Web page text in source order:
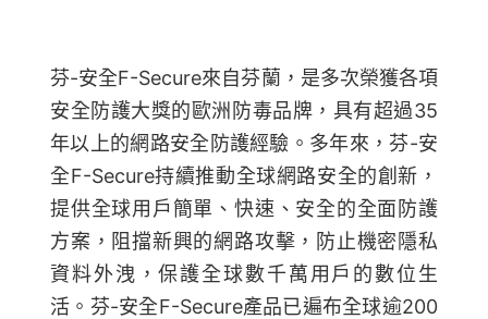
芬-安全F-Secure來自芬蘭，是多次榮獲各項
安全防護大獎的歐洲防毒品牌，具有超過35
年以上的網路安全防護經驗。多年來，芬-安
全F-Secure持續推動全球網路安全的創新，
提供全球用戶簡單、快速、安全的全面防護
方案，阻擋新興的網路攻擊，防止機密隱私
資料外洩，保護全球數千萬用戶的數位生
活。芬-安全F-Secure產品已遍布全球逾200